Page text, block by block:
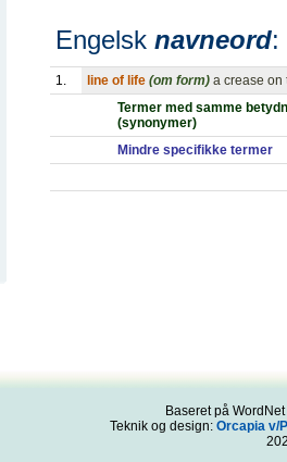
Engelsk navneord:
1. line of life (om form) a crease on
Termer med samme
(synonymer)
Mindre specifikke termer
Baseret på
Teknik og design: Orcapia v/